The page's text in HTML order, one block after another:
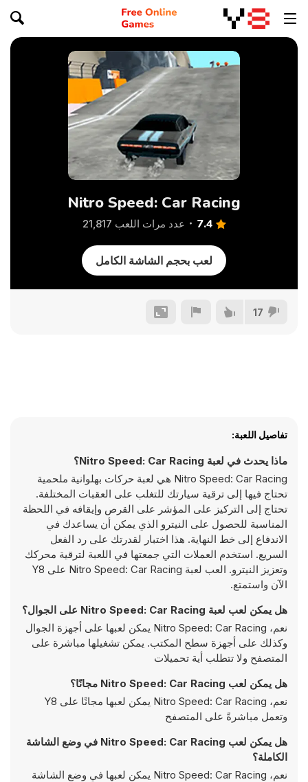
Nitro Speed: Car Racing
7.4 عدد مرات اللعب 21,817
لعب بحجم الشاشة الكامل
17
تفاصيل اللعبة:
ماذا يحدث في لعبة Nitro Speed: Car Racing؟
Nitro Speed: Car Racing هي لعبة حركات بهلوانية ملحمية
تحتاج فيها إلى ترقية سيارتك للتغلب على العقبات المختلفة.
تحتاج إلى التركيز على المؤشر على القرص وإيقافه في اللحظة
المناسبة للحصول على النيترو الذي يمكن أن يساعدك في
الاندفاع إلى خط النهاية. هذا اختبار لقدرتك على رد الفعل
السريع. استخدم العملات التي جمعتها في اللعبة لترقية محركك
وتعزيز النيترو. العب لعبة Nitro Speed: Car Racing على Y8
الآن واستمتع.
هل يمكن لعب لعبة Nitro Speed: Car Racing على الجوال؟
نعم، Nitro Speed: Car Racing يمكن لعبها على أجهزة الجوال
وكذلك على أجهزة سطح المكتب. يمكن تشغيلها مباشرة على
المتصفح ولا تتطلب أية تحميلات
هل يمكن لعب Nitro Speed: Car Racing مجانًا؟
نعم، Nitro Speed: Car Racing يمكن لعبها مجانًا على Y8
وتعمل مباشرةً على المتصفح
هل يمكن لعب Nitro Speed: Car Racing في وضع الشاشة
الكاملة؟
نعم، Nitro Speed: Car Racing يمكن لعبها في وضع الشاشة